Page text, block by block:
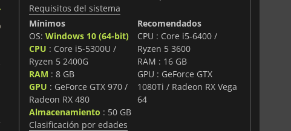
Requisitos del sistema
Mínimos
OS: Windows 10 (64-bit)
CPU : Core i5-5300U /
Ryzen 5 2400G
RAM : 8 GB
GPU : GeForce GTX 970 /
Radeon RX 480
Almacenamiento : 50 GB
Recomendados
CPU : Core i5-6400 /
Ryzen 5 3600
RAM : 16 GB
GPU : GeForce GTX
1080Ti / Radeon RX Vega
64
Clasificación por edades